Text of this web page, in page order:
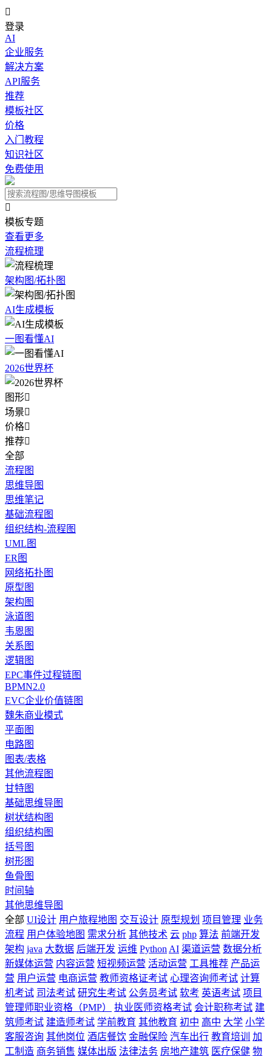

登录
AI
企业服务
解决方案
API服务
推荐
模板社区
价格
入门教程
知识社区
免费使用

模板专题
查看更多
流程梳理
架构图/拓扑图
AI生成模板
一图看懂AI
2026世界杯
图形
场景
价格
推荐
全部
流程图
思维导图
思维笔记
基础流程图
组织结构-流程图
UML图
ER图
网络拓扑图
原型图
架构图
泳道图
韦恩图
关系图
逻辑图
EPC事件过程链图
BPMN2.0
EVC企业价值链图
魏朱商业模式
平面图
电路图
图表/表格
其他流程图
甘特图
基础思维导图
树状结构图
组织结构图
括号图
树形图
鱼骨图
时间轴
其他思维导图
全部 UI设计 用户旅程地图 交互设计 原型规划 项目管理 业务
流程 用户体验地图 需求分析 其他技术 云 php 算法 前端开发
架构 java 大数据 后端开发 运维 Python AI 渠道运营 数据分析
新媒体运营 内容运营 短视频运营 活动运营 工具推荐 产品运
营 用户运营 电商运营 教师资格证考试 心理咨询师考试 计算
机考试 司法考试 研究生考试 公务员考试 软考 英语考试 项目
管理师职业资格（PMP）
执业医师资格考试 会计职称考试 建
筑师考试 建造师考试 学前教育 其他教育 初中 高中 大学 小学
客服咨询 其他岗位 酒店餐饮 金融保险 汽车出行 教育培训
加
工制造 商务销售 媒体出版 法律法务 房地产建筑 医疗保健 物